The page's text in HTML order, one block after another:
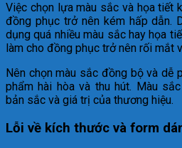
Việc chọn lựa màu sắc và họa tiết
đồng phục trở nên kém hấp dẫn.
dụng quá nhiều màu sắc hay họa
làm cho đồng phục trở nên rối mắt
Nên chọn màu sắc đồng bộ và dễ
phẩm hài hòa và thu hút. Màu
bản sắc và giá trị của thương hiệu.
Lỗi về kích thước và form